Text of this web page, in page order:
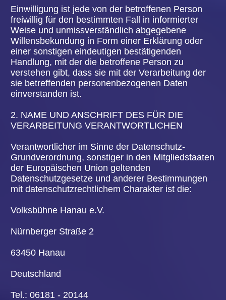
genutzten Internetbrowsers verhindern und damit
der Setzung von Cookies dauerhaft
widersprechen. Ferner können bereits gesetzte
Cookies jederzeit über einen Internetbrowser oder
andere Softwareprogramme gelöscht werden. Dies
ist in allen gängigen Internetbrowsern möglich.
Deaktiviert die betroffene Person die Setzung von
Cookies in dem genutzten Internetbrowser, sind
unter Umständen nicht alle Funktionen unserer
Internetseite vollumfänglich nutzbar.
4. ERFASSUNG VON ALLGEMEINEN DATEN
UND INFORMATIONEN
Die Internetseite der Volksbühne Hanau e.V.
erfasst mit jedem Aufruf der Internetseite durch
eine betroffene Person oder ein automatisiertes
Informationen. Diese allgemeinen Daten und
Informationen werden in den Logfiles des Servers
gespeichert. Erfasst werden können die (1)
verwendeten Browsertypen und Versionen, (2) das
vom zugreifenden System verwendete
Betriebssystem, (3) die Internetseite, von welcher
ein zugreifendes System auf unsere Internetseite
System auf unserer Internetseite angesteuert
Zugriffs auf die Internetseite, (6) eine Internet-
Protokoll-Adresse (IP-Adresse), (7) der Internet-
(8) sonstige ähnliche Daten und Informationen, die
der Gefahrenabwehr im Falle von Angriffen auf
dienen.
Informationen zieht die Volksbühne Hanau e.V.